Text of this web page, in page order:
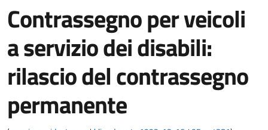
Contrassegno per veicoli
a servizio dei disabili:
rilascio del contrassegno
permanente